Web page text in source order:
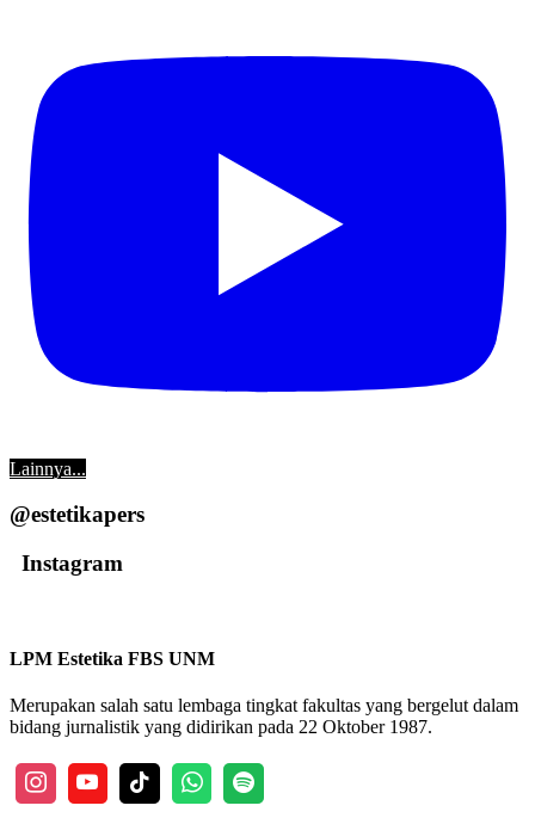
Lainnya...
@estetikapers
Instagram
LPM Estetika FBS UNM
Merupakan salah satu lembaga tingkat fakultas yang bergelut dalam
bidang jurnalistik yang didirikan pada 22 Oktober 1987.